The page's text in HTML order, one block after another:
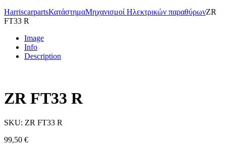
HarriscarpartsΚατάστημαΜηχανισμοί Ηλεκτρικών παραθύρωνZR
FT33 R
Image
Info
Description
ZR FT33 R
SKU: ZR FT33 R
99,50 €